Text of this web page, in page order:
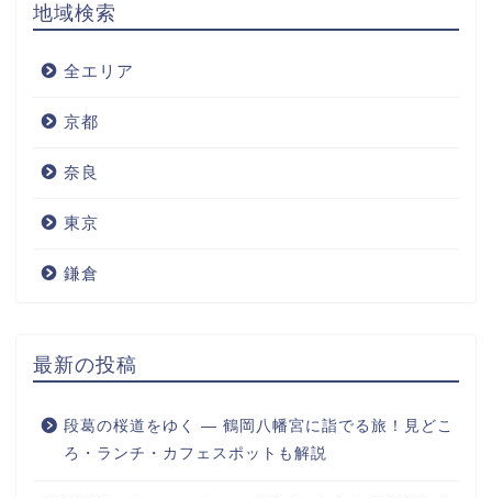
地域検索
全エリア
京都
奈良
東京
鎌倉
最新の投稿
段葛の桜道をゆく ― 鶴岡八幡宮に詣でる旅！見どこ
ろ・ランチ・カフェスポットも解説